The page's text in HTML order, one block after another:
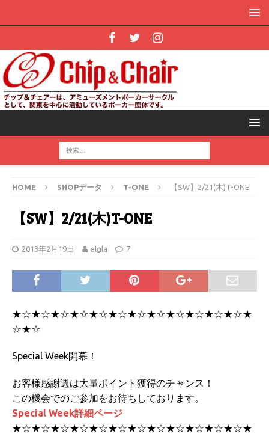
HOME SHOPデータ T-ONE 【SW】2/21(木)T-ONE
【SW】2/21(木)T-ONE
2013年2月19日 elgla 7
★☆★☆★☆★☆★☆★☆★☆★☆★☆★☆★☆★☆★
☆★☆
Special Week開幕！
お客様感謝週は大量ポイント獲得のチャンス！
この機会でのご参加をお待ちしております。
Special Week詳細ページ
★☆★☆★☆★☆★☆★☆★☆★☆★☆★☆★☆★☆★